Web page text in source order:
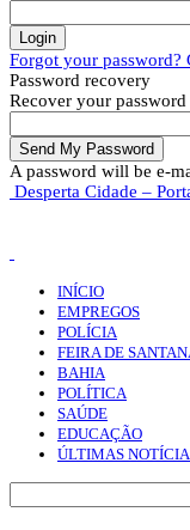
Forgot your password?
Password recovery
Recover your password
A password will be e-
Desperta Cidade –
INÍCIO
EMPREGOS
POLÍCIA
FEIRA DE
BAHIA
POLÍTICA
SAÚDE
EDUCAÇÃO
ÚLTIMAS